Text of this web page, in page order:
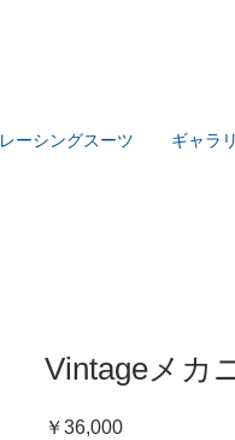
レーシングスーツ ギャラ
Vintageメカ
￥36,000価